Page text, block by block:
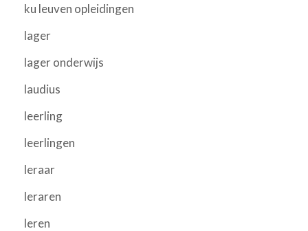
ku leuven opleidingen
lager
lager onderwijs
laudius
leerling
leerlingen
leraar
leraren
leren